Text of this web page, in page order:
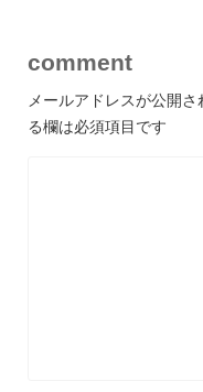
comment
メールアドレスが公開さ
る欄は必須項目です